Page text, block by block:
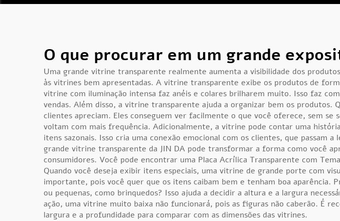
O que procurar em um grande
Uma grande vitrine transparente realmente aumenta a visibilidade dos
às vitrines bem apresentadas. A vitrine transparente exibe os produtos de
vitrine com iluminação intensa faz anéis e colares brilharem muito. Isso faz
vendas. Além disso, a vitrine transparente ajuda a organizar bem os produtos.
clientes apreciam. Eles conseguem ver facilmente o que você oferece, sem
voltam com mais frequência. Adicionalmente, a vitrine pode contar uma
itens sazonais. Isso cria uma conexão emocional com os clientes, que
grande vitrine transparente da JIN DA pode transformar a forma como você
consumidores. Você pode encontrar uma Placa Acrílica Transparente com
Quando você deseja exibir itens especiais, uma vitrine de grande porte com
importante, pois você quer que os itens caibam bem e tenham boa
ou pequenas, como brinquedos? Isso ajuda a decidir a altura e a largura
ação, uma vitrine muito baixa não funcionará, pois as figuras não caberão. É
largura e a profundidade para comparar com as dimensões das vitrines.